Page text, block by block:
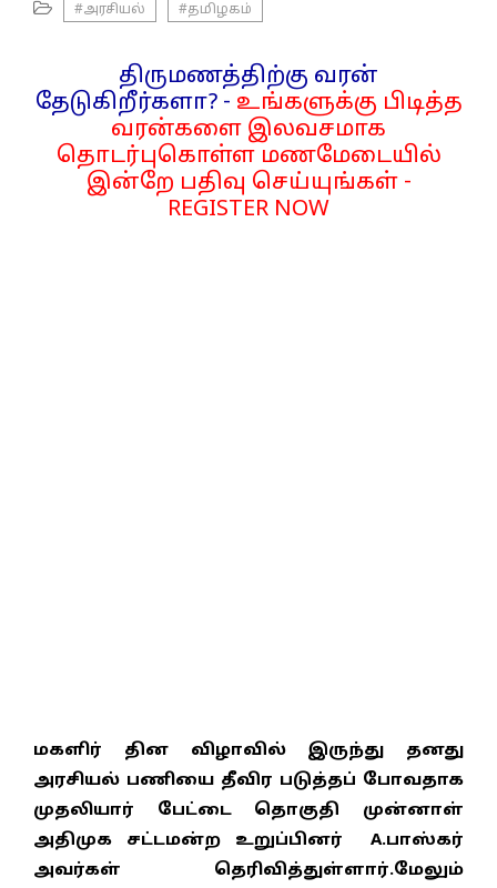
#அரசியல் #தமிழகம்
திருமணத்திற்கு வரன்
தேடுகிறீர்களா? - உங்களுக்கு பிடித்த
வரன்களை இலவசமாக
தொடர்புகொள்ள மணமேடையில்
இன்றே பதிவு செய்யுங்கள் -
REGISTER NOW
மகளிர் தின விழாவில் இருந்து தனது
அரசியல் பணியை தீவிர படுத்தப் போவதாக
முதலியார் பேட்டை தொகுதி முன்னாள்
அதிமுக சட்டமன்ற உறுப்பினர் A.பாஸ்கர்
அவர்கள் தெரிவித்துள்ளார்.மேலும்